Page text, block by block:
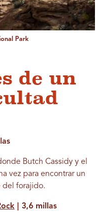
Park
de un
Butch Cassidy y el
vez para encontrar un
del forajido.
| 3,6 millas